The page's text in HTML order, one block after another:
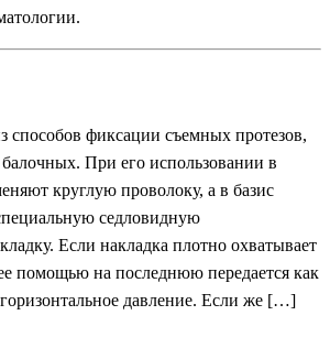
способов фиксации съемных протезов,
При его использовании в
круглую проволоку, а в базис
седловидную
Если накладка плотно охватывает
помощью на последнюю передается как
давление. Если же […]